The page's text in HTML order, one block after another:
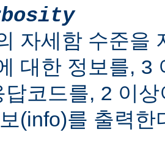
자세함 수준을
대한 정보를, 3
답코드를, 2 이
(info)를 출력한